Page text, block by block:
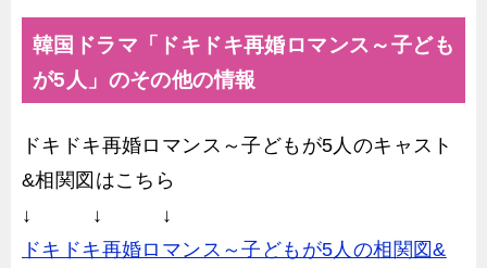
韓国ドラマ「ドキドキ再婚ロマンス～子ども
が5人」のその他の情報
ドキドキ再婚ロマンス～子どもが5人のキャスト
&相関図はこちら
↓ ↓ ↓
ドキドキ再婚ロマンス～子どもが5人の相関図&